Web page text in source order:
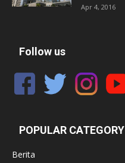
Apr 4, 2016
Follow us
POPULAR CATEGORY
Berita